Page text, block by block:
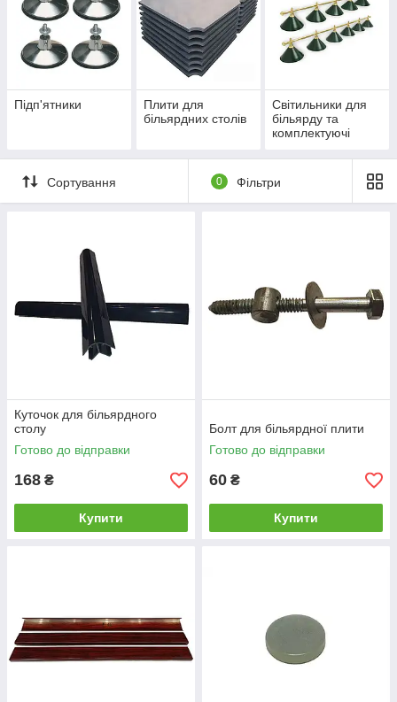
Підп'ятники
Плити для
більярдних столів
Світильники для
більярду та
комплектуючі
Сортування 0 Фільтри
Куточок для більярдного
столу
Готово до відправки
168 ₴
Купити
Болт для більярдної плити
Готово до відправки
60 ₴
Купити